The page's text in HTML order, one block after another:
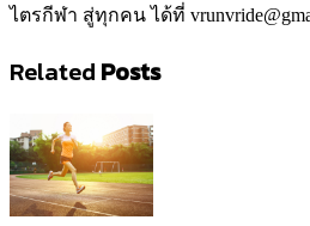
ไตรกีฬา สู่ทุกคน ได้ที่
Related Posts